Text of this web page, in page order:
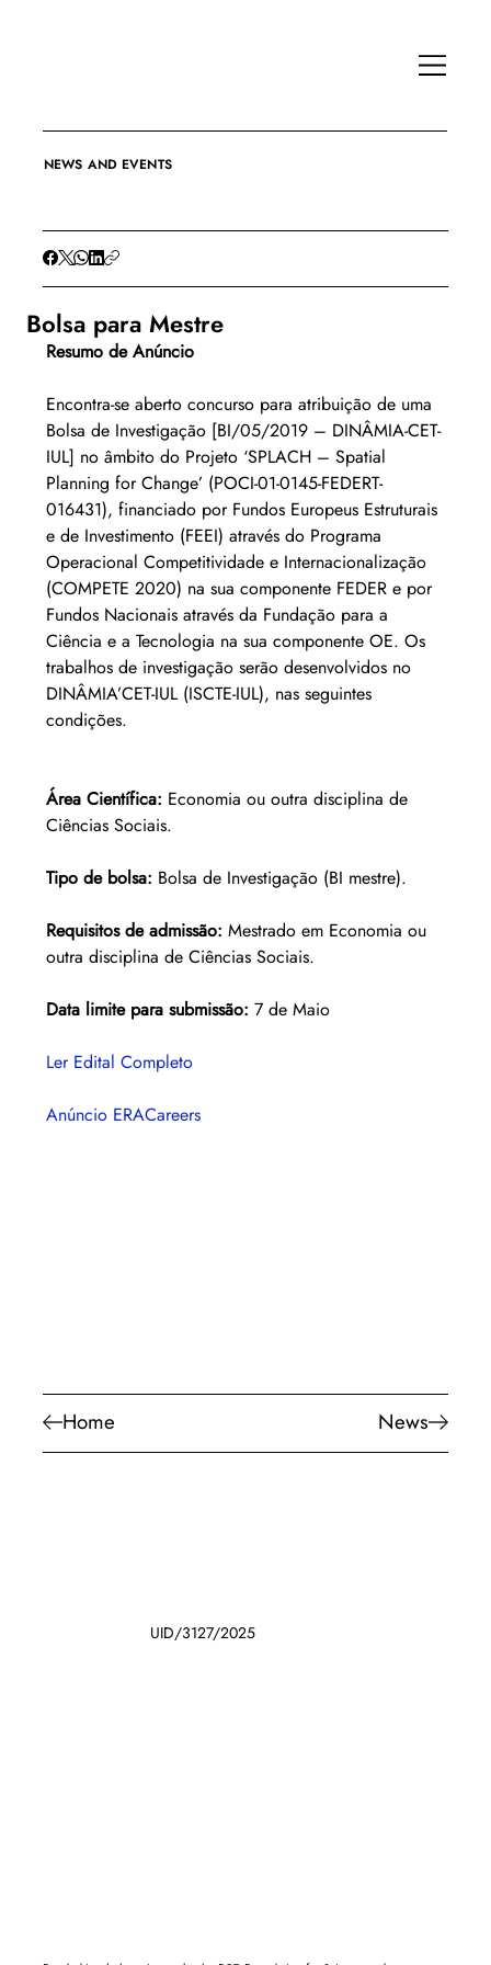
NEWS AND EVENTS
Home News
Bolsa para Mestre
Resumo de Anúncio
Encontra-se aberto concurso para atribuição de uma
Bolsa de Investigação [BI/05/2019 – DINÂMIA-CET-
IUL] no âmbito do Projeto ‘SPLACH – Spatial
Planning for Change’ (POCI-01-0145-FEDERT-
016431), financiado por Fundos Europeus Estruturais
e de Investimento (FEEI) através do Programa
Operacional Competitividade e Internacionalização
(COMPETE 2020) na sua componente FEDER e por
Fundos Nacionais através da Fundação para a
Ciência e a Tecnologia na sua componente OE. Os
trabalhos de investigação serão desenvolvidos no
DINÂMIA’CET-IUL (ISCTE-IUL), nas seguintes
condições.
Área Científica: Economia ou outra disciplina de
Ciências Sociais.
Tipo de bolsa: Bolsa de Investigação (BI mestre).
Requisitos de admissão: Mestrado em Economia ou
outra disciplina de Ciências Sociais.
Data limite para submissão: 7 de Maio
Ler Edital Completo
Anúncio ERACareers
UID/3127/2025